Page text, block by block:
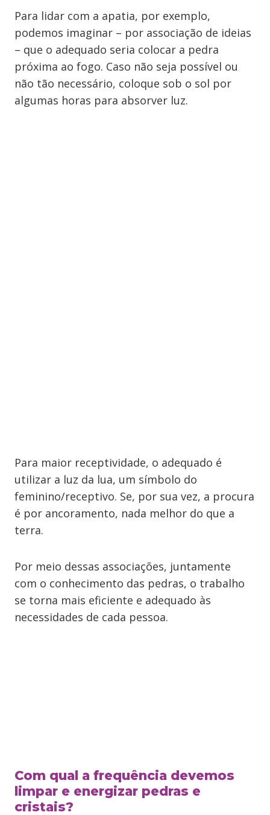
Para lidar com a apatia, por exemplo,
podemos imaginar – por associação de ideias
– que o adequado seria colocar a pedra
próxima ao fogo. Caso não seja possível ou
não tão necessário, coloque sob o sol por
algumas horas para absorver luz.
Para maior receptividade, o adequado é
utilizar a luz da lua, um símbolo do
feminino/receptivo. Se, por sua vez, a procura
é por ancoramento, nada melhor do que a
terra.
Por meio dessas associações, juntamente
com o conhecimento das pedras, o trabalho
se torna mais eficiente e adequado às
necessidades de cada pessoa.
Com qual a frequência devemos
limpar e energizar pedras e
cristais?